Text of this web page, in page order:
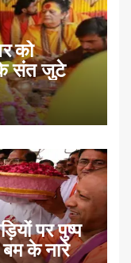
को
के संत जुटे
पर पुष्प
बम के नारे